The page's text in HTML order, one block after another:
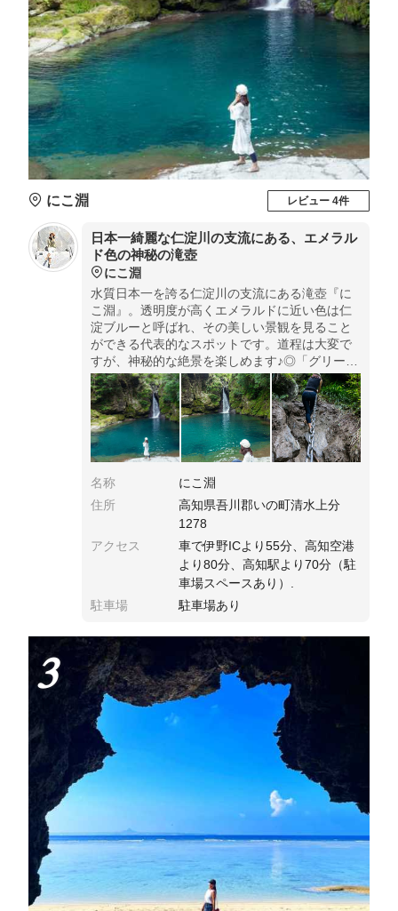
にこ淵 レビュー 4件
日本一綺麗な仁淀川の支流にある、エメラル
ド色の神秘の滝壺
にこ淵
水質日本一を誇る仁淀川の支流にある滝壺『に
こ淵』。透明度が高くエメラルドに近い色は仁
淀ブルーと呼ばれ、その美しい景観を見ること
ができる代表的なスポットです。道程は大変で
すが、神秘的な絶景を楽しめます♪◎「グリーン
パークほどの」を目指す途中に看板がありま
す。滝壺に降りる時は、約4mくらい鎖を伝って
行きます。最も美しく見えるのは太陽が真上の
時。
名称
にこ淵
住所
高知県吾川郡いの町清水上分
1278
アクセス
車で伊野ICより55分、高知空港
より80分、高知駅より70分（駐
車場スペースあり）.
駐車場
駐車場あり
3